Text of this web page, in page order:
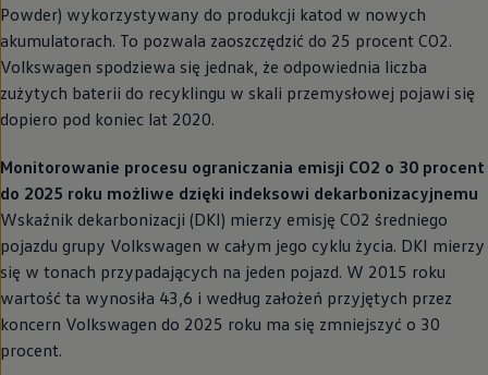
Powder) wykorzystywany do produkcji katod w nowych
akumulatorach. To pozwala zaoszczędzić do 25 procent CO2.
Volkswagen spodziewa się jednak, że odpowiednia liczba
zużytych baterii do recyklingu w skali przemysłowej pojawi się
dopiero pod koniec lat 2020.
Monitorowanie procesu ograniczania emisji CO2 o 30 procent
do 2025 roku możliwe dzięki indeksowi dekarbonizacyjnemu
Wskaźnik dekarbonizacji (DKI) mierzy emisję CO2 średniego
pojazdu grupy Volkswagen w całym jego cyklu życia. DKI mierzy
się w tonach przypadających na jeden pojazd. W 2015 roku
wartość ta wynosiła 43,6 i według założeń przyjętych przez
koncern Volkswagen do 2025 roku ma się zmniejszyć o 30
procent.